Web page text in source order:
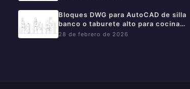
Bloques DWG para AutoCAD de silla
banco o taburete alto para cocina
gratis
28 de febrero de 2026